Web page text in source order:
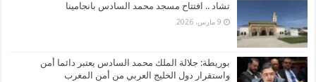
تشاد .. افتتاح مسجد محمد السادس بانجامينا
9 مارس، 2026
بوريطة: جلالة الملك محمد السادس يعتبر دائما أمن
واستقرار دول الخليج العربي من أمن المغرب